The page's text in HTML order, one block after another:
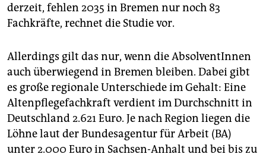
derzeit, fehlen 2035 in Bremen nur noch 83
Fachkräfte, rechnet die Studie vor.
Allerdings gilt das nur, wenn die AbsolventInnen
auch überwiegend in Bremen bleiben. Dabei gibt
es große regionale Unterschiede im Gehalt: Eine
Altenpflegefachkraft verdient im Durchschnitt in
Deutschland 2.621 Euro. Je nach Region liegen die
Löhne laut der Bundesagentur für Arbeit (BA)
unter 2.000 Euro in Sachsen-Anhalt und bei bis zu